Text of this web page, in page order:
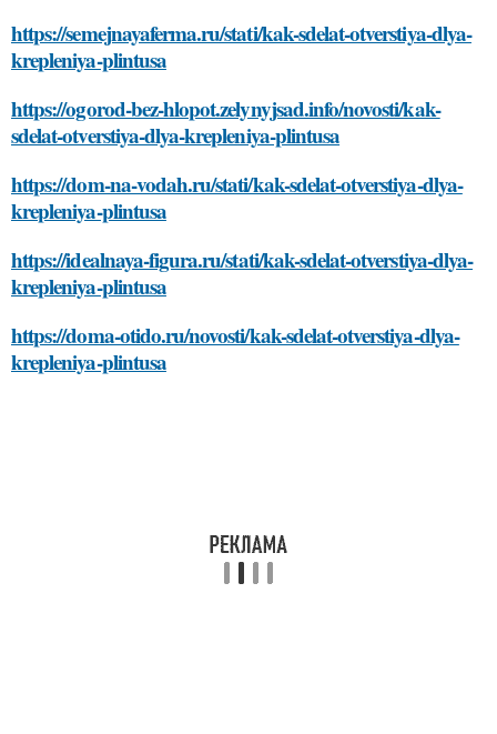
https://semejnayaferma.ru/stati/kak-sdelat-otverstiya-dlya-
krepleniya-plintusa
https://ogorod-bez-hlopot.zelynyjsad.info/novosti/kak-
sdelat-otverstiya-dlya-krepleniya-plintusa
https://dom-na-vodah.ru/stati/kak-sdelat-otverstiya-dlya-
krepleniya-plintusa
https://idealnaya-figura.ru/stati/kak-sdelat-otverstiya-dlya-
krepleniya-plintusa
https://doma-otido.ru/novosti/kak-sdelat-otverstiya-dlya-
krepleniya-plintusa